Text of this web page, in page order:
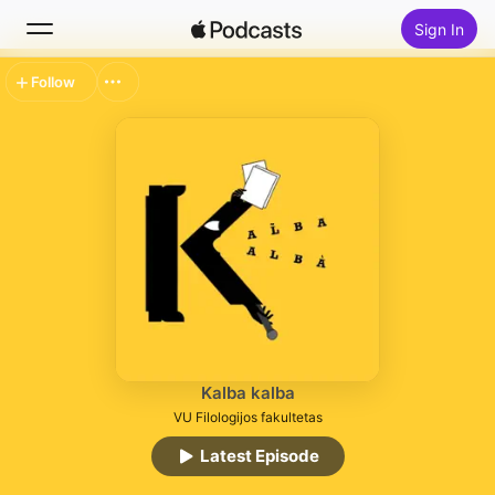
Sign In
Search
Kalba kalba
VU Filologijos fakultetas
Latest Episode
Follow